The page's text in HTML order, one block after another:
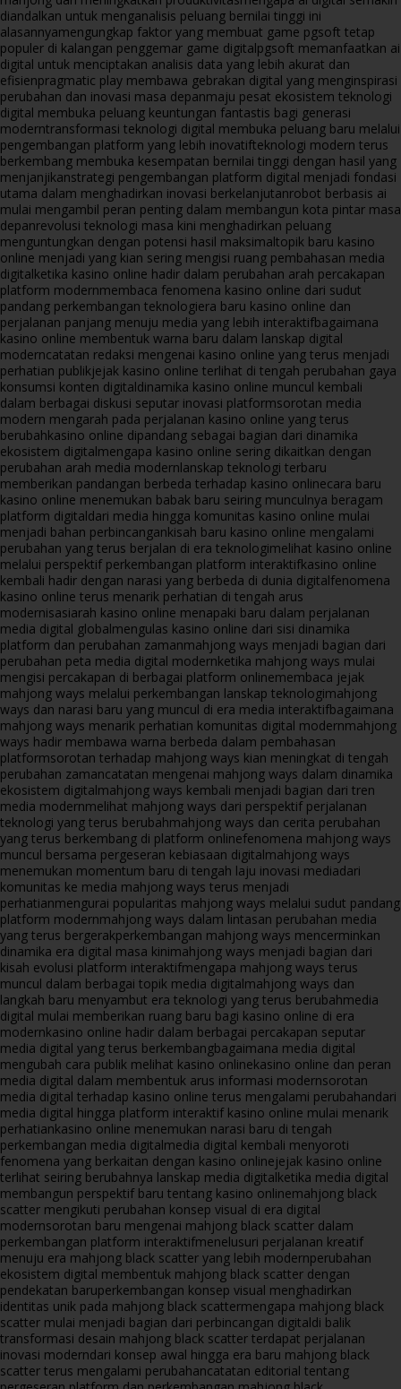
diandalkan untuk menganalisis peluang bernilai tinggi ini
alasannyamengungkap faktor yang membuat game pgsoft tetap
populer di kalangan penggemar game digitalpgsoft memanfaatkan ai
digital untuk menciptakan analisis data yang lebih akurat dan
efisienpragmatic play membawa gebrakan digital yang menginspirasi
perubahan dan inovasi masa depanmaju pesat ekosistem teknologi
digital membuka peluang keuntungan fantastis bagi generasi
moderntransformasi teknologi digital membuka peluang baru melalui
pengembangan platform yang lebih inovatifteknologi modern terus
berkembang membuka kesempatan bernilai tinggi dengan hasil yang
menjanjikanstrategi pengembangan platform digital menjadi fondasi
utama dalam menghadirkan inovasi berkelanjutanrobot berbasis ai
mulai mengambil peran penting dalam membangun kota pintar masa
depanrevolusi teknologi masa kini menghadirkan peluang
menguntungkan dengan potensi hasil maksimaltopik baru kasino
online menjadi yang kian sering mengisi ruang pembahasan media
digitalketika kasino online hadir dalam perubahan arah percakapan
platform modernmembaca fenomena kasino online dari sudut
pandang perkembangan teknologiera baru kasino online dan
perjalanan panjang menuju media yang lebih interaktifbagaimana
kasino online membentuk warna baru dalam lanskap digital
moderncatatan redaksi mengenai kasino online yang terus menjadi
perhatian publikjejak kasino online terlihat di tengah perubahan gaya
konsumsi konten digitaldinamika kasino online muncul kembali
dalam berbagai diskusi seputar inovasi platformsorotan media
modern mengarah pada perjalanan kasino online yang terus
berubahkasino online dipandang sebagai bagian dari dinamika
ekosistem digitalmengapa kasino online sering dikaitkan dengan
perubahan arah media modernlanskap teknologi terbaru
memberikan pandangan berbeda terhadap kasino onlinecara baru
kasino online menemukan babak baru seiring munculnya beragam
platform digitaldari media hingga komunitas kasino online mulai
menjadi bahan perbincangankisah baru kasino online mengalami
perubahan yang terus berjalan di era teknologimelihat kasino online
melalui perspektif perkembangan platform interaktifkasino online
kembali hadir dengan narasi yang berbeda di dunia digitalfenomena
kasino online terus menarik perhatian di tengah arus
modernisasiarah kasino online menapaki baru dalam perjalanan
media digital globalmengulas kasino online dari sisi dinamika
platform dan perubahan zamanmahjong ways menjadi bagian dari
perubahan peta media digital modernketika mahjong ways mulai
mengisi percakapan di berbagai platform onlinemembaca jejak
mahjong ways melalui perkembangan lanskap teknologimahjong
ways dan narasi baru yang muncul di era media interaktifbagaimana
mahjong ways menarik perhatian komunitas digital modernmahjong
ways hadir membawa warna berbeda dalam pembahasan
platformsorotan terhadap mahjong ways kian meningkat di tengah
perubahan zamancatatan mengenai mahjong ways dalam dinamika
ekosistem digitalmahjong ways kembali menjadi bagian dari tren
media modernmelihat mahjong ways dari perspektif perjalanan
teknologi yang terus berubahmahjong ways dan cerita perubahan
yang terus berkembang di platform onlinefenomena mahjong ways
muncul bersama pergeseran kebiasaan digitalmahjong ways
menemukan momentum baru di tengah laju inovasi mediadari
komunitas ke media mahjong ways terus menjadi
perhatianmengurai popularitas mahjong ways melalui sudut pandang
platform modernmahjong ways dalam lintasan perubahan media
yang terus bergerakperkembangan mahjong ways mencerminkan
dinamika era digital masa kinimahjong ways menjadi bagian dari
kisah evolusi platform interaktifmengapa mahjong ways terus
muncul dalam berbagai topik media digitalmahjong ways dan
langkah baru menyambut era teknologi yang terus berubahmedia
digital mulai memberikan ruang baru bagi kasino online di era
modernkasino online hadir dalam berbagai percakapan seputar
media digital yang terus berkembangbagaimana media digital
mengubah cara publik melihat kasino onlinekasino online dan peran
media digital dalam membentuk arus informasi modernsorotan
media digital terhadap kasino online terus mengalami perubahandari
media digital hingga platform interaktif kasino online mulai menarik
perhatiankasino online menemukan narasi baru di tengah
perkembangan media digitalmedia digital kembali menyoroti
fenomena yang berkaitan dengan kasino onlinejejak kasino online
terlihat seiring berubahnya lanskap media digitalketika media digital
membangun perspektif baru tentang kasino onlinemahjong black
scatter mengikuti perubahan konsep visual di era digital
modernsorotan baru mengenai mahjong black scatter dalam
perkembangan platform interaktifmenelusuri perjalanan kreatif
menuju era mahjong black scatter yang lebih modernperubahan
ekosistem digital membentuk mahjong black scatter dengan
pendekatan baruperkembangan konsep visual menghadirkan
identitas unik pada mahjong black scattermengapa mahjong black
scatter mulai menjadi bagian dari perbincangan digitaldi balik
transformasi desain mahjong black scatter terdapat perjalanan
inovasi moderndari konsep awal hingga era baru mahjong black
scatter terus mengalami perubahancatatan editorial tentang